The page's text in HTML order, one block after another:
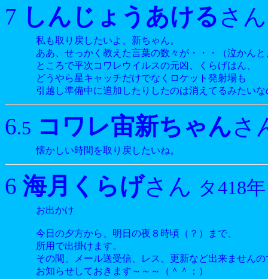
7 しんじょうあける さ
私も取り戻したいよ、新ちゃん。
ああ、せっかく教えた言葉の数々が・・・（泣かん
ところで平次コワレウイルスの元凶、くらげはん、
どうやら星キャッチだけでなくロケット発射場も
引越し準備中に追加したりしたのは消えてるみたい
6.5 コワレ宙新ちゃんさ
懐かしい時間を取り戻したいね。
6 海月くらげさん タ418
お出かけ
今日の夕方から、明日の夜８時頃（？）まで、
所用で出掛けます。
その間、メール送受信、レス、更新など出来ませんの
お知らせしておきます～～～（＾＾；）